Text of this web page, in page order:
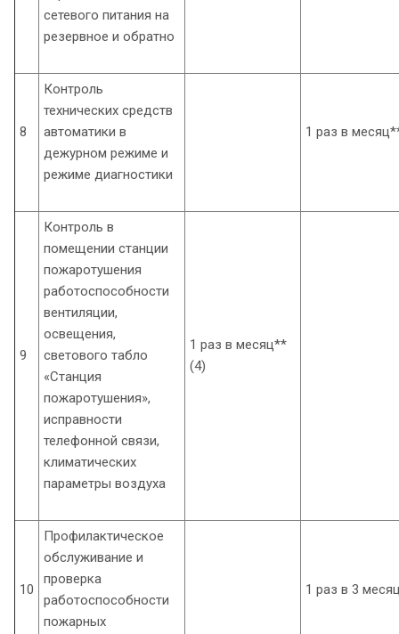
сетевого питания на
резервное и обратно
8
Контроль
технических средств
автоматики в
дежурном режиме и
режиме диагностики
1 раз в
9
Контроль в
помещении станции
пожаротушения
работоспособности
вентиляции,
освещения,
светового табло
«Станция
пожаротушения»,
исправности
телефонной связи,
климатических
параметры воздуха
1 раз в месяц**
(4)
10
Профилактическое
обслуживание и
проверка
работоспособности
пожарных
1 раз в 3